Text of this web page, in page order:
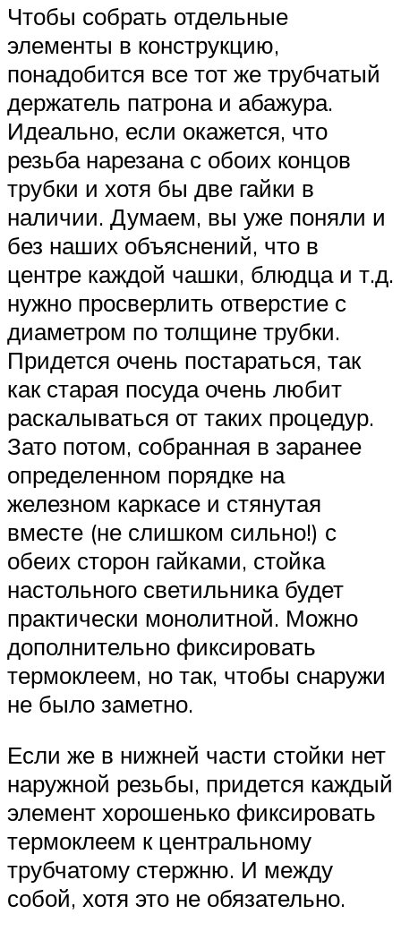
Чтобы собрать отдельные
элементы в конструкцию,
понадобится все тот же трубчатый
держатель патрона и абажура.
Идеально, если окажется, что
резьба нарезана с обоих концов
трубки и хотя бы две гайки в
наличии. Думаем, вы уже поняли и
без наших объяснений, что в
центре каждой чашки, блюдца и т.д.
нужно просверлить отверстие с
диаметром по толщине трубки.
Придется очень постараться, так
как старая посуда очень любит
раскалываться от таких процедур.
Зато потом, собранная в заранее
определенном порядке на
железном каркасе и стянутая
вместе (не слишком сильно!) с
обеих сторон гайками, стойка
настольного светильника будет
практически монолитной. Можно
дополнительно фиксировать
термоклеем, но так, чтобы снаружи
не было заметно.
Если же в нижней части стойки нет
наружной резьбы, придется каждый
элемент хорошенько фиксировать
термоклеем к центральному
трубчатому стержню. И между
собой, хотя это не обязательно.